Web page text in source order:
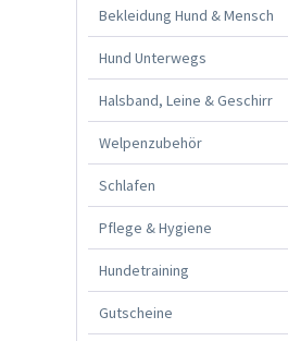
Bekleidung Hund & Mensch
Hund Unterwegs
Halsband, Leine & Geschirr
Welpenzubehör
Schlafen
Pflege & Hygiene
Hundetraining
Gutscheine